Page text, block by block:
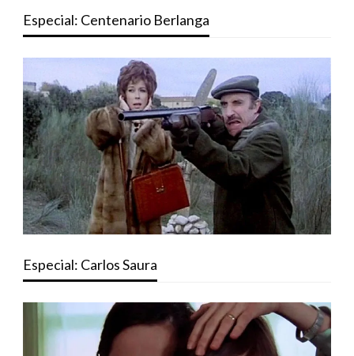
Especial: Centenario Berlanga
Especial: Carlos Saura